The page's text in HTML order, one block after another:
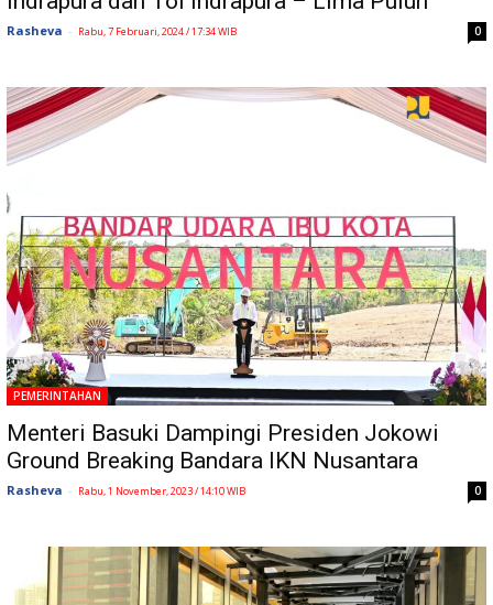
Rasheva - Rabu, 7 Februari, 2024 / 17:34 WIB 0
PEMERINTAHAN
Menteri Basuki Dampingi Presiden Jokowi
Ground Breaking Bandara IKN Nusantara
Rasheva - Rabu, 1 November, 2023 / 14:10 WIB 0